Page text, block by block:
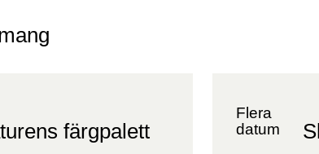
färgpalett
Flera
datum